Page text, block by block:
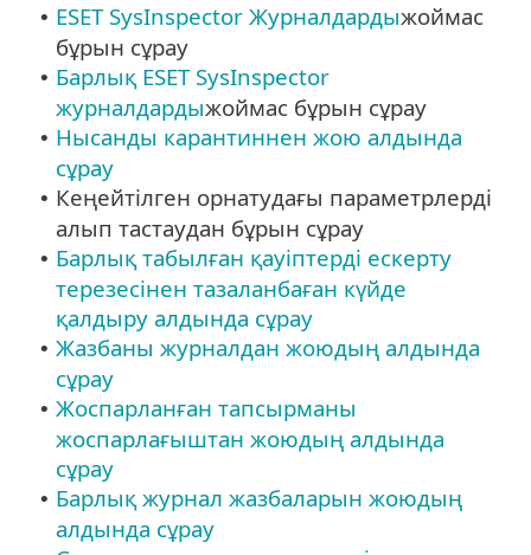
• ESET SysInspector Журналдардыжоймас
бұрын сұрау
• Барлық ESET SysInspector
журналдардыжоймас бұрын сұрау
• Нысанды карантиннен жою алдында
сұрау
• Кеңейтілген орнатудағы параметрлерді
алып тастаудан бұрын сұрау
• Барлық табылған қауіптерді ескерту
терезесінен тазаланбаған күйде
қалдыру алдында сұрау
• Жазбаны журналдан жоюдың алдында
сұрау
• Жоспарланған тапсырманы
жоспарлағыштан жоюдың алдында
сұрау
• Барлық журнал жазбаларын жоюдың
алдында сұрау